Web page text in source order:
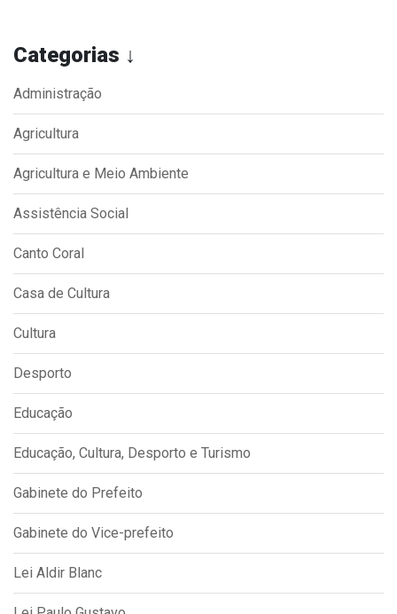
Categorias ↓
Administração
Agricultura
Agricultura e Meio Ambiente
Assistência Social
Canto Coral
Casa de Cultura
Cultura
Desporto
Educação
Educação, Cultura, Desporto e Turismo
Gabinete do Prefeito
Gabinete do Vice-prefeito
Lei Aldir Blanc